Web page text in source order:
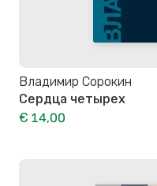
Владимир Сорокин
Сердца четырех
€ 14,00